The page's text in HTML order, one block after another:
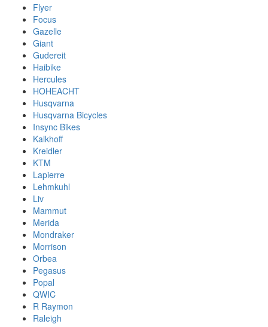
Flyer
Focus
Gazelle
Giant
Gudereit
Haibike
Hercules
HOHEACHT
Husqvarna
Husqvarna Bicycles
Insync Bikes
Kalkhoff
Kreidler
KTM
Lapierre
Lehmkuhl
Liv
Mammut
Merida
Mondraker
Morrison
Orbea
Pegasus
Popal
QWIC
R Raymon
Raleigh